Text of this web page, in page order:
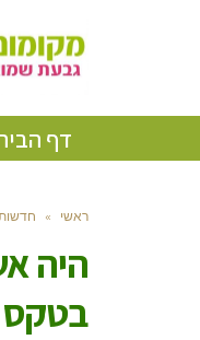
דף
ראשי »
היה